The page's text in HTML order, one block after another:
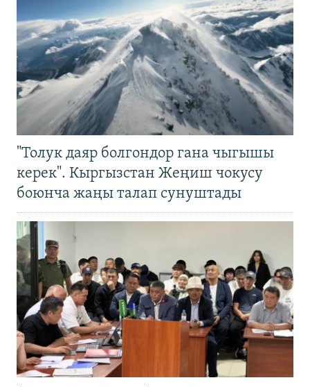
"Толук даяр болгондор гана чыгышы
керек". Кыргызстан Жеңиш чокусу
боюнча жаңы талап сунуштады